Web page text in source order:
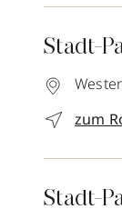
Stadt-
zum
Stadt-